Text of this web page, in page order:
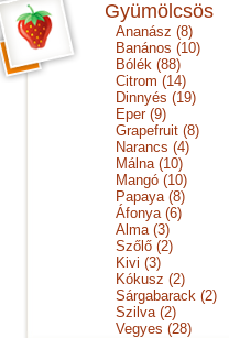
Gyümölcsös
Ananász (8)
Banános (10)
Bólék (88)
Citrom (14)
Dinnyés (19)
Eper(9)
Grapefruit (8)
Narancs (4)
Málna(10)
Mangó (10)
Papaya(8)
Áfonya(6)
Alma(3)
Szőlő (2)
Kivi (3)
Kókusz (2)
Sárgabarack (2)
Szilva(2)
Vegyes (28)